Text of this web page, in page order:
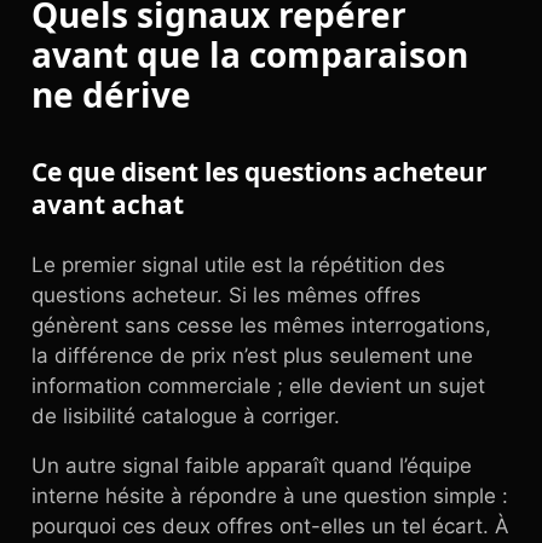
Quels signaux repérer
avant que la comparaison
ne dérive
Ce que disent les questions acheteur
avant achat
Le premier signal utile est la répétition des
questions acheteur. Si les mêmes offres
génèrent sans cesse les mêmes interrogations,
la différence de prix n’est plus seulement une
information commerciale ; elle devient un sujet
de lisibilité catalogue à corriger.
Un autre signal faible apparaît quand l’équipe
interne hésite à répondre à une question simple :
pourquoi ces deux offres ont-elles un tel écart. À